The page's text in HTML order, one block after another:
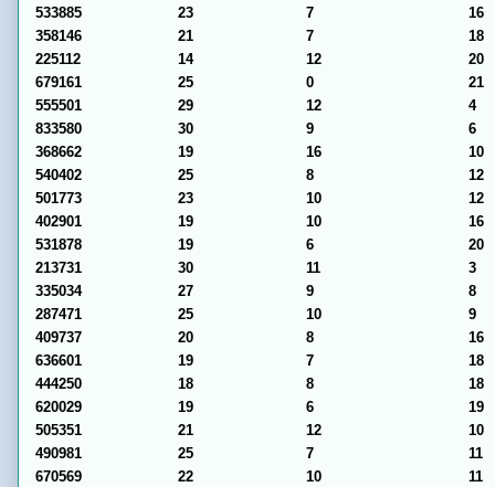
533885
23 7
16
358146
21 7
18
225112
14 12
20
679161
25 0
21
555501
29 12
4
833580
30 9
6
368662
19 16
10
540402
25 8
12
501773
23 10
12
402901
19 10
16
531878
19 6
20
213731
30 11
3
335034
27 9
8
287471
25 10
9
409737
20 8
16
636601
19 7
18
444250
18 8
18
620029
19 6
19
505351
21 12
10
490981
25 7
11
670569
22 10
11